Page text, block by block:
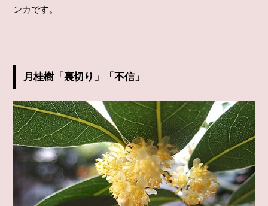
ンカです。
月桂樹「裏切り」「不信」